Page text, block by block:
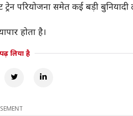
परियोजना समेत कई बड़ी
होता है।
लिया है